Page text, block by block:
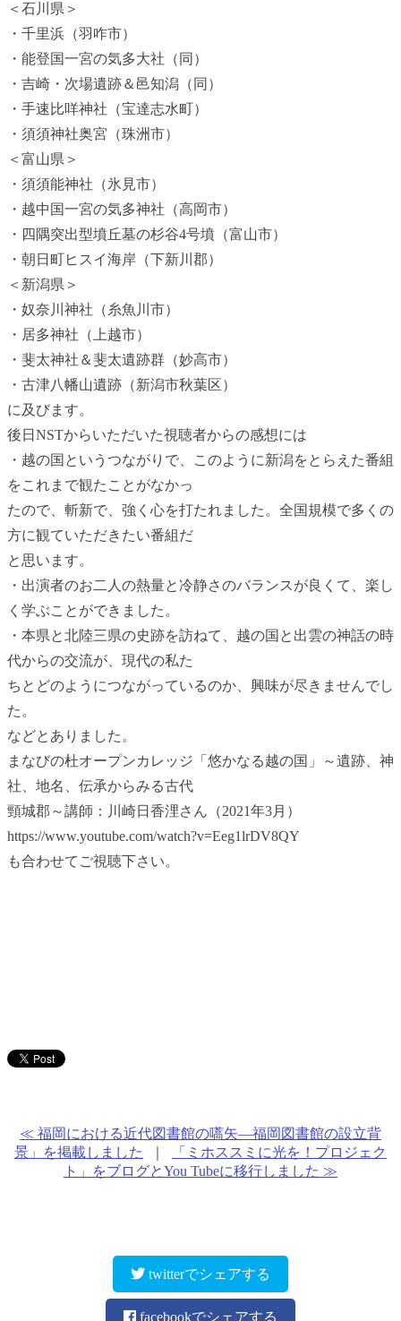
＜石川県＞
・千里浜（羽咋市）
・能登国一宮の気多大社（同）
・吉崎・次場遺跡＆邑知潟（同）
・手速比咩神社（宝達志水町）
・須須神社奥宮（珠洲市）
＜富山県＞
・須須能神社（氷見市）
・越中国一宮の気多神社（高岡市）
・四隅突出型墳丘墓の杉谷4号墳（富山市）
・朝日町ヒスイ海岸（下新川郡）
＜新潟県＞
・奴奈川神社（糸魚川市）
・居多神社（上越市）
・斐太神社＆斐太遺跡群（妙高市）
・古津八幡山遺跡（新潟市秋葉区）
に及びます。
後日NSTからいただいた視聴者からの感想には
・越の国というつながりで、このように新潟をとらえた番組
をこれまで観たことがなかっ
たので、斬新で、強く心を打たれました。全国規模で多くの
方に観ていただきたい番組だ
と思います。
・出演者のお二人の熱量と冷静さのバランスが良くて、楽し
く学ぶことができました。
・本県と北陸三県の史跡を訪ねて、越の国と出雲の神話の時
代からの交流が、現代の私た
ちとどのようにつながっているのか、興味が尽きませんでし
た。
などとありました。
まなびの杜オープンカレッジ「悠かなる越の国」～遺跡、神
社、地名、伝承からみる古代
頸城郡～講師：川崎日香浬さん（2021年3月）
https://www.youtube.com/watch?v=Eeg1lrDV8QY
も合わせてご視聴下さい。
≪ 福岡における近代図書館の嚆矢―福岡図書館の設立背
景」を掲載しました
「ミホススミに光を！プロジェク
ト」をブログとYou Tubeに移行しました ≫
twitterでシェアする
facebookでシェアする